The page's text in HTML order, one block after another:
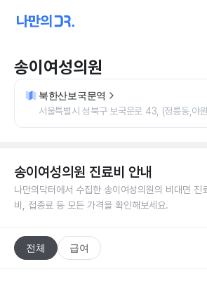
송이여성의원
북한산보국문역
서울특별시 성북구 보국문로 43, (정릉동,야
송이여성의원 진료비 안내
나만의닥터에서 수집한 송이여성의원의 비대면 진
비, 접종료 등 모든 가격을 확인해보세요.
전체 급여